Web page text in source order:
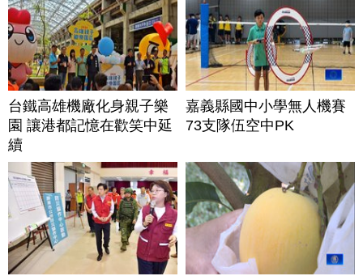
台鐵高雄機廠化身親子樂
園 讓港都記憶在歡笑中延
續
嘉義縣國中小學無人機賽
73支隊伍空中PK